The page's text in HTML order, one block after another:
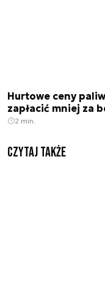
Hurtowe ceny
zapłacić mniej za
2 min.
Czytaj także